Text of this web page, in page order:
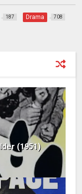
187 Drama 708
(1951)